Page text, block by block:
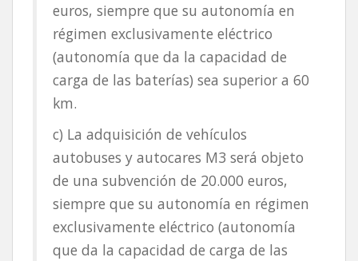
euros, siempre que su autonomía en
régimen exclusivamente eléctrico
(autonomía que da la capacidad de
carga de las baterías) sea superior a 60
km.
c) La adquisición de vehículos
autobuses y autocares M3 será objeto
de una subvención de 20.000 euros,
siempre que su autonomía en régimen
exclusivamente eléctrico (autonomía
que da la capacidad de carga de las